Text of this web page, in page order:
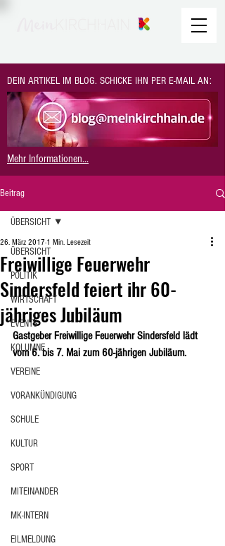
DEIN ARTIKEL IM BLOG. SCHICKE IHN PER E-MAIL AN:
Mehr Informationen...
Beitrag
ÜBERSICHT
POLITIK
WIRTSCHAFT
EVENTS
KOLUMNE
VEREINE
VORANKÜNDIGUNG
SCHULE
KULTUR
SPORT
MITEINANDER
MK-INTERN
EILMELDUNG
ÜBERSICHT
Freiwillige Feuerwehr
Sindersfeld feiert ihr 60-
jähriges Jubiläum
26. März 2017 1 Min. Lesezeit
Gastgeber Freiwillige Feuerwehr Sindersfeld lädt
vom 6. bis 7. Mai zum 60-jährigen Jubiläum.